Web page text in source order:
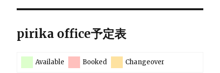
pirika office予定表
Available Booked Changeover